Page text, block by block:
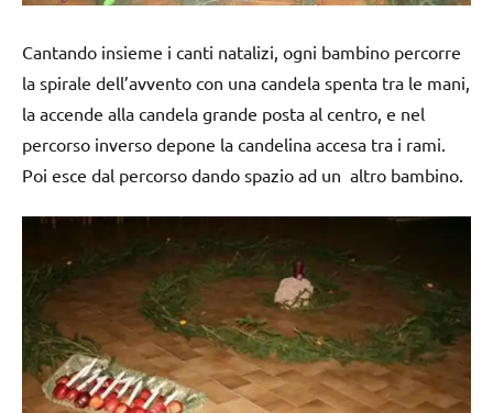
Cantando insieme i canti natalizi, ogni bambino percorre
la spirale dell’avvento con una candela spenta tra le mani,
la accende alla candela grande posta al centro, e nel
percorso inverso depone la candelina accesa tra i rami.
Poi esce dal percorso dando spazio ad un altro bambino.